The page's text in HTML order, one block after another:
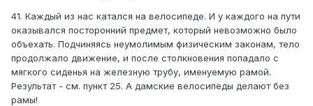
41. Каждый из нас катался на велосипеде. И у каждого на пути
оказывался посторонний предмет, который невозможно было
объехать. Подчиняясь неумолимым физическим законам, тело
продолжало движение, и после столкновения попадало с
мягкого сиденья на железную трубу, именуемую рамой.
Результат - см. пункт 25. А дамские велосипеды делают без
рамы!